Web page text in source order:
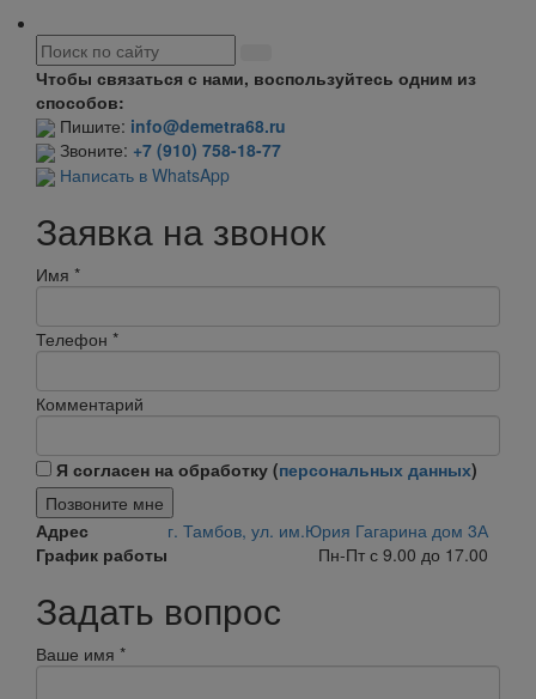
Чтобы связаться с нами, воспользуйтесь одним из
способов:
Пишите: info@demetra68.ru
Звоните: +7 (910) 758-18-77
Написать в WhatsApp
Заявка на звонок
Имя *
Телефон *
Комментарий
Я согласен на обработку (персональных данных)
Позвоните мне
Адрес
г. Тамбов, ул. им.Юрия Гагарина дом 3А
График работы
Пн-Пт с 9.00 до 17.00
Задать вопрос
Ваше имя *